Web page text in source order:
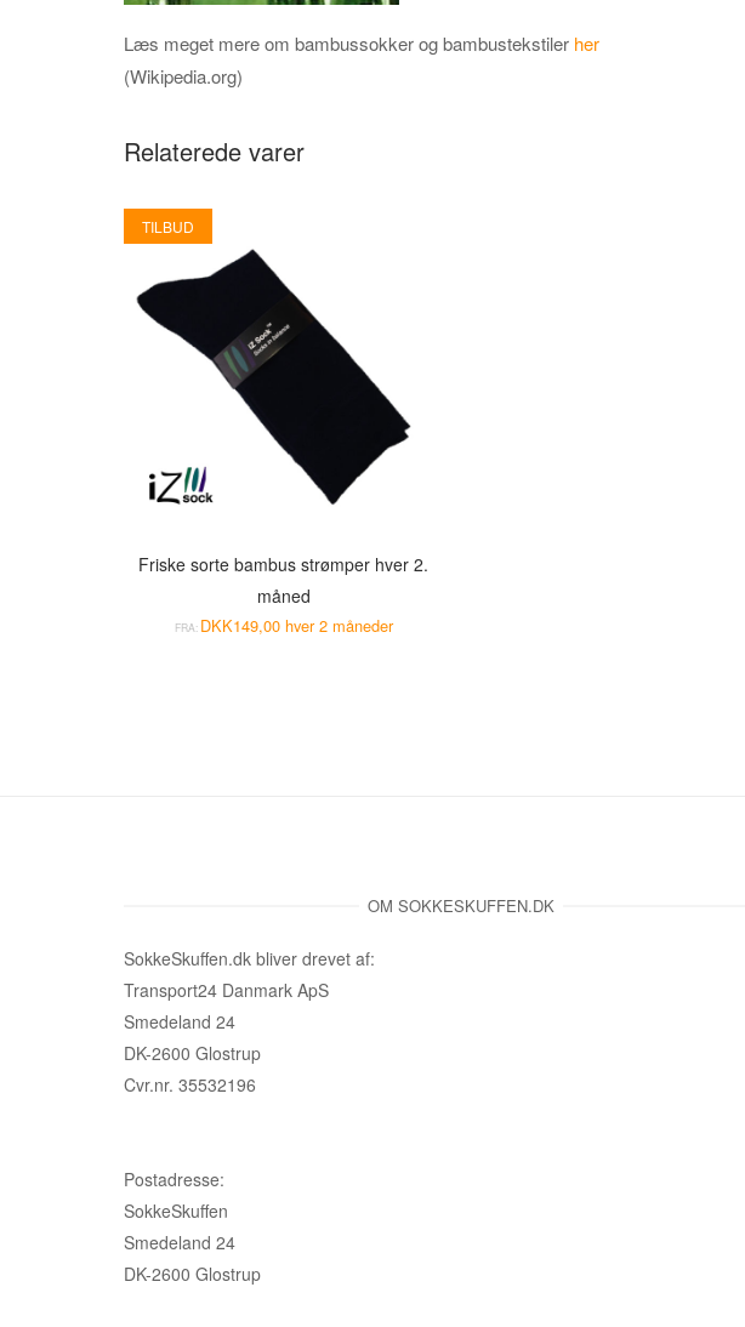
Læs meget mere om bambussokker og bambustekstiler her
(Wikipedia.org)
Relaterede varer
TILBUD
Friske sorte bambus strømper hver 2.
måned
FRA: DKK149,00 hver 2 måneder
OM SOKKESKUFFEN.DK
SokkeSkuffen.dk bliver drevet af:
Transport24 Danmark ApS
Smedeland 24
DK-2600 Glostrup
Cvr.nr. 35532196
Postadresse:
SokkeSkuffen
Smedeland 24
DK-2600 Glostrup